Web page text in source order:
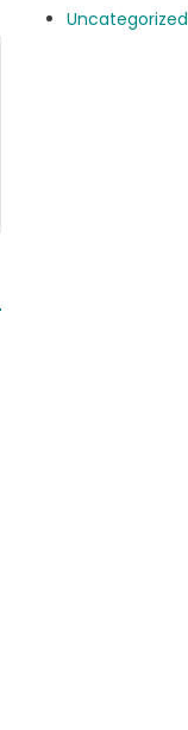
Uncategorized